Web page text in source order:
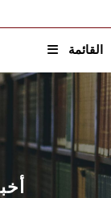
القائمة